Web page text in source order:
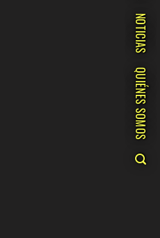
NOTICIAS
QUIÉNES SOMOS